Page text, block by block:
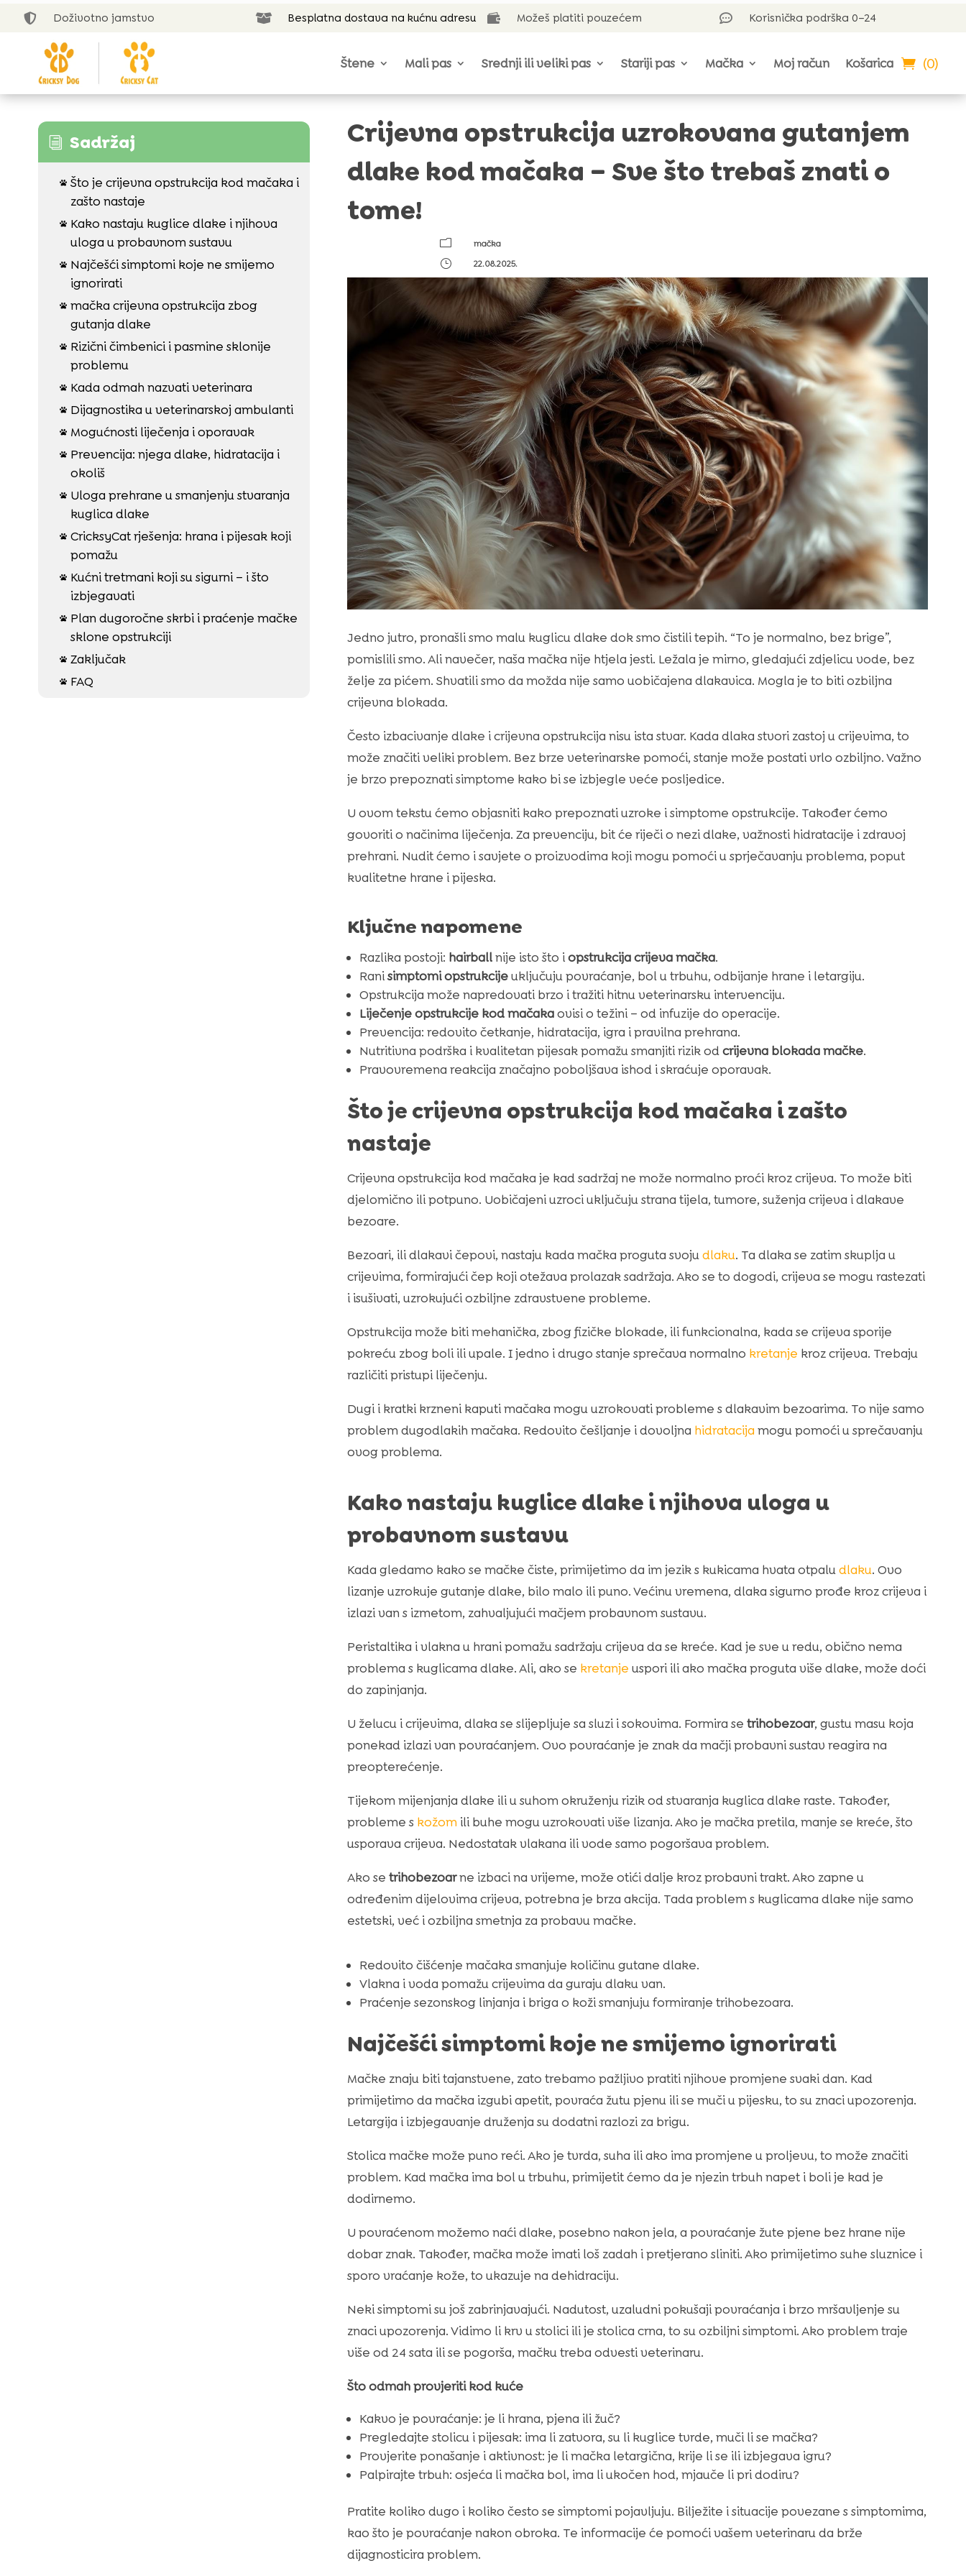
 Doživotno jamstvo  Besplatna dostava na kućnu adresu  Možeš platiti pouzećem  Korisnička podrška 0–24
Štene Mali pas Srednji ili veliki pas Stariji pas Mačka Moj račun Košarica (0)
i Sadržaj
 Što je crijevna opstrukcija kod mačaka i
zašto nastaje

Kako nastaju kuglice dlake i njihova
uloga u probavnom sustavu

Najčešći simptomi koje ne smijemo
ignorirati
 mačka crijevna opstrukcija zbog
gutanja dlake

Rizični čimbenici i pasmine sklonije
problemu
 Kada odmah nazvati veterinara
 Dijagnostika u veterinarskoj ambulanti
 Mogućnosti liječenja i oporavak

Prevencija: njega dlake, hidratacija i
okoliš

Uloga prehrane u smanjenju stvaranja
kuglica dlake
 CricksyCat rješenja: hrana i pijesak koji
pomažu

Kućni tretmani koji su sigurni – i što
izbjegavati

Plan dugoročne skrbi i praćenje mačke
sklone opstrukciji
 Zaključak
 FAQ
Crijevna opstrukcija uzrokovana gutanjem
dlake kod mačaka – Sve što trebaš znati o
tome!
m
mačka
}
22.08.2025.
Jedno jutro, pronašli smo malu kuglicu dlake dok smo čistili tepih. “To je normalno, bez brige”,
pomislili smo. Ali navečer, naša mačka nije htjela jesti. Ležala je mirno, gledajući zdjelicu vode, bez
želje za pićem. Shvatili smo da možda nije samo uobičajena dlakavica. Mogla je to biti ozbiljna
crijevna blokada.
Često izbacivanje dlake i crijevna opstrukcija nisu ista stvar. Kada dlaka stvori zastoj u crijevima, to
može značiti veliki problem. Bez brze veterinarske pomoći, stanje može postati vrlo ozbiljno. Važno
je brzo prepoznati simptome kako bi se izbjegle veće posljedice.
U ovom tekstu ćemo objasniti kako prepoznati uzroke i simptome opstrukcije. Također ćemo
govoriti o načinima liječenja. Za prevenciju, bit će riječi o nezi dlake, važnosti hidratacije i zdravoj
prehrani. Nudit ćemo i savjete o proizvodima koji mogu pomoći u sprječavanju problema, poput
kvalitetne hrane i pijeska.
Ključne napomene
Razlika postoji: hairballnije isto što iopstrukcija crijeva mačka.
Ranisimptomi opstrukcijeuključuju povraćanje, bol u trbuhu, odbijanje hrane i letargiju.
Opstrukcija može napredovati brzo i tražiti hitnu veterinarsku intervenciju.
Liječenje opstrukcije kod mačakaovisi o težini – od infuzije do operacije.
Prevencija: redovito četkanje, hidratacija, igra i pravilna prehrana.
Nutritivna podrška i kvalitetan pijesak pomažu smanjiti rizik odcrijevna blokada mačke.
Pravovremena reakcija značajno poboljšava ishod i skraćuje oporavak.
Što je crijevna opstrukcija kod mačaka i zašto
nastaje
Crijevna opstrukcija kod mačaka je kad sadržaj ne može normalno proći kroz crijeva. To može biti
djelomično ili potpuno. Uobičajeni uzroci uključuju strana tijela, tumore, suženja crijeva i dlakave
bezoare.
Bezoari, ili dlakavi čepovi, nastaju kada mačka proguta svojudlaku. Ta dlaka se zatim skuplja u
crijevima, formirajući čep koji otežava prolazak sadržaja. Ako se to dogodi, crijeva se mogu rastezati
i isušivati, uzrokujući ozbiljne zdravstvene probleme.
Opstrukcija može biti mehanička, zbog fizičke blokade, ili funkcionalna, kada se crijeva sporije
pokreću zbog boli ili upale. I jedno i drugo stanje sprečava normalno kretanje kroz crijeva. Trebaju
različiti pristupi liječenju.
Dugi i kratki krzneni kaputi mačaka mogu uzrokovati probleme s dlakavim bezoarima. To nije samo
problem dugodlakih mačaka. Redovito češljanje i dovoljna hidratacija mogu pomoći u sprečavanju
ovog problema.
Kako nastaju kuglice dlake i njihova uloga u
probavnom sustavu
Kada gledamo kako se mačke čiste, primijetimo da im jezik s kukicama hvata otpaludlaku. Ovo
lizanje uzrokuje gutanje dlake, bilo malo ili puno. Većinu vremena, dlaka sigurno prođe kroz crijeva i
izlazi van s izmetom, zahvaljujući mačjem probavnom sustavu.
Peristaltika i vlakna u hrani pomažu sadržaju crijeva da se kreće. Kad je sve u redu, obično nema
problema s kuglicama dlake. Ali, ako se kretanje uspori ili ako mačka proguta više dlake, može doći
do zapinjanja.
U želucu i crijevima, dlaka se slijepljuje sa sluzi i sokovima. Formira se trihobezoar, gustu masu koja
ponekad izlazi van povraćanjem. Ovo povraćanje je znak da mačji probavni sustav reagira na
preopterećenje.
Tijekom mijenjanja dlake ili u suhom okruženju rizik od stvaranja kuglica dlake raste. Također,
probleme s kožom ili buhe mogu uzrokovati više lizanja. Ako je mačka pretila, manje se kreće, što
usporava crijeva. Nedostatak vlakana ili vode samo pogoršava problem.
Ako se trihobezoarne izbaci na vrijeme, može otići dalje kroz probavni trakt. Ako zapne u
određenim dijelovima crijeva, potrebna je brza akcija. Tada problem s kuglicama dlake nije samo
estetski, već i ozbiljna smetnja za probavu mačke.
Redovito čišćenje mačaka smanjuje količinu gutane dlake.
Vlakna i voda pomažu crijevima da guraju dlaku van.
Praćenje sezonskog linjanja i briga o koži smanjuju formiranje trihobezoara.
Najčešći simptomi koje ne smijemo ignorirati
Mačke znaju biti tajanstvene, zato trebamo pažljivo pratiti njihove promjene svaki dan. Kad
primijetimo da mačka izgubi apetit, povraća žutu pjenu ili se muči u pijesku, to su znaci upozorenja.
Letargija i izbjegavanje druženja su dodatni razlozi za brigu.
Stolica mačke može puno reći. Ako je tvrda, suha ili ako ima promjene u proljevu, to može značiti
problem. Kad mačka ima bol u trbuhu, primijetit ćemo da je njezin trbuh napet i boli je kad je
dodirnemo.
U povraćenom možemo naći dlake, posebno nakon jela, a povraćanje žute pjene bez hrane nije
dobar znak. Također, mačka može imati loš zadah i pretjerano sliniti. Ako primijetimo suhe sluznice i
sporo vraćanje kože, to ukazuje na dehidraciju.
Neki simptomi su još zabrinjavajući. Nadutost, uzaludni pokušaji povraćanja i brzo mršavljenje su
znaci upozorenja. Vidimo li krv u stolici ili je stolica crna, to su ozbiljni simptomi. Ako problem traje
više od 24 sata ili se pogorša, mačku treba odvesti veterinaru.
Što odmah provjeriti kod kuće
Kakvo je povraćanje: je li hrana, pjena ili žuč?
Pregledajte stolicu i pijesak: ima li zatvora, su li kuglice tvrde, muči li se mačka?
Provjerite ponašanje i aktivnost: je li mačka letargična, krije li se ili izbjegava igru?
Palpirajte trbuh: osjeća li mačka bol, ima li ukočen hod, mjauče li pri dodiru?
Pratite koliko dugo i koliko često se simptomi pojavljuju. Bilježite i situacije povezane s simptomima,
kao što je povraćanje nakon obroka. Te informacije će pomoći vašem veterinaru da brže
dijagnosticira problem.